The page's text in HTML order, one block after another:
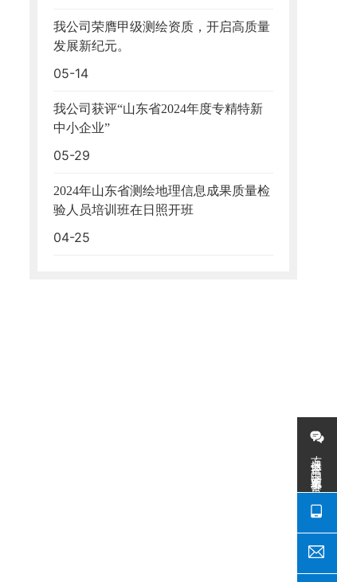
我公司荣膺甲级测绘资质，开启高质量
发展新纪元。
05-14
我公司获评“山东省2024年度专精特新
中小企业”
05-29
2024年山东省测绘地理信息成果质量检
验人员培训班在日照开班
04-25
万搏体育-中国一站式服务平台